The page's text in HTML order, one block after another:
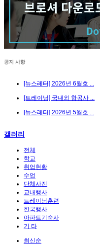
공지 사항
[뉴스레터] 2026년 6월호 ...
[트레이닝] 국내외 항공사 ...
[뉴스레터] 2026년 5월호 ...
갤러리
전체
학교
취업현황
수업
단체사진
교내행사
트레이닝훈련
한국행사
아파트기숙사
기 타
최신순